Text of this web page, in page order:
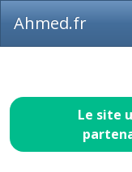
Le site
Ahmed.fr